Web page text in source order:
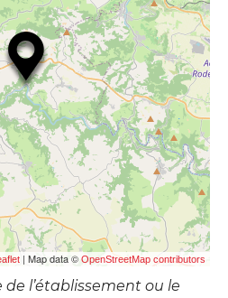
| Map data © OpenStreetMap contributors
l’établissement ou le